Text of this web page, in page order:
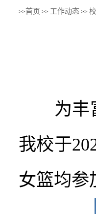
>>首页 >> 工作动态 >>
为丰富
我校于
女篮均参